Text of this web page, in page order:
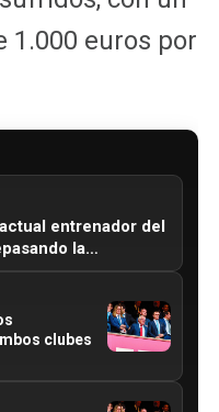
1.000 euros por
entrenador del
la…
clubes